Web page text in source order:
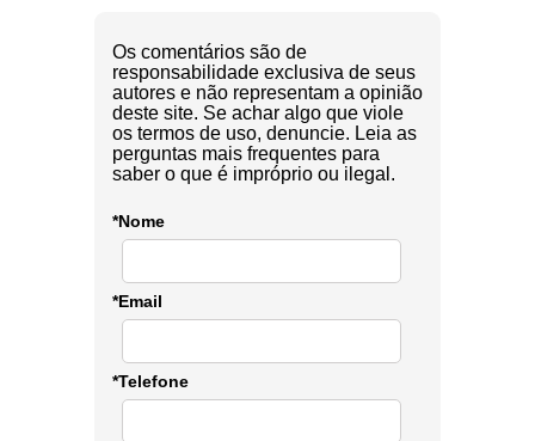
Os comentários são de
responsabilidade exclusiva de seus
autores e não representam a opinião
deste site. Se achar algo que viole
os termos de uso, denuncie. Leia as
perguntas mais frequentes para
saber o que é impróprio ou ilegal.
*Nome
*Email
*Telefone